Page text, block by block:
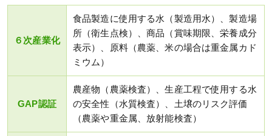
６次産業化
食品製造に使用する水（製造用水）、製造場
所（衛生点検）、商品（賞味期限、栄養成分
表示）、原料（農薬、米の場合は重金属カド
ミウム）
GAP認証
農産物（農薬検査）、生産工程で使用する水
の安全性（水質検査）、土壌のリスク評価
（農薬や重金属、放射能検査）